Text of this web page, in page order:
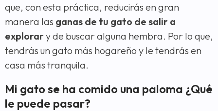
que, con esta práctica, reducirás en gran
manera las ganas de tu gato de salir a
explorary de buscar alguna hembra. Por lo que,
tendrás un gato más hogareño y le tendrás en
casa más tranquila.
Mi gato se ha comido una paloma ¿Qué
le puede pasar?